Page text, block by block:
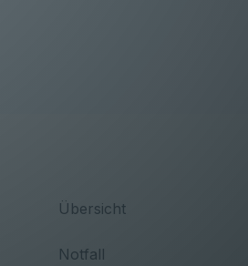
Übersicht
Notfall